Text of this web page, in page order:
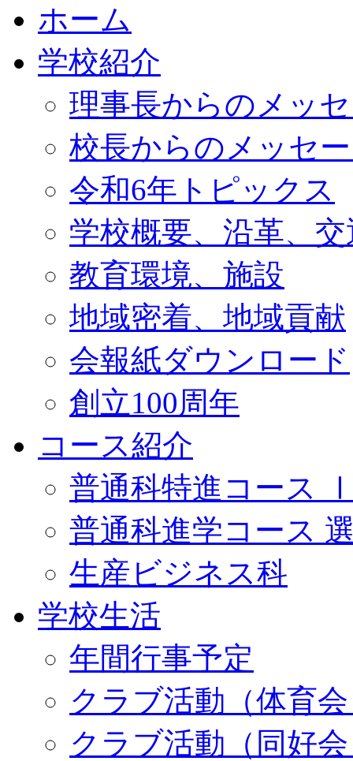
ホーム
学校紹介
理事長からのメッ
校長からのメッセ
令和6年トピックス
学校概要、沿革、
教育環境、施設
地域密着、地域貢献
会報紙ダウンロード
創立100周年
コース紹介
普通科特進コース
普通科進学コース
生産ビジネス科
学校生活
年間行事予定
クラブ活動（体育
クラブ活動（同好